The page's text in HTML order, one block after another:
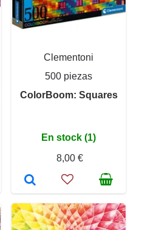
Clementoni
500 piezas
ColorBoom: Squares
En stock (1)
8,00 €